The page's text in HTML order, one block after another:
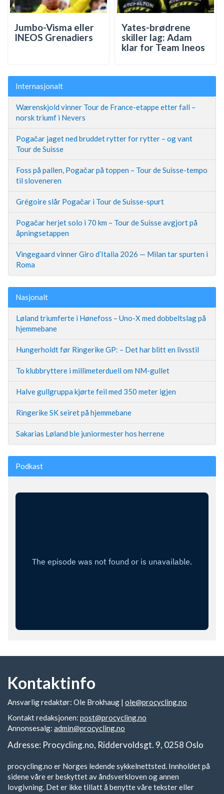
Jumbo-Visma eller
INEOS Grenadiers
Yates-brødrene
skiller lag: Adam
klar for Team Ineos
Internasjonalt
Wærenskjold vinner Tour de France-etappe etter fall –
norsk triumf i Nevers
Pogačar jaget ned bruddet rytter for rytter – og vant
Tour de Suisse
Foss på pallen, Pogačar på toppen – Tour de Suisse-tempo
til sloveneren
Grégoire slår Pogačar i Tour de Suisse-spurt
Pogačar herjet solo i 70 km – Tour de Suisse avgjort på
åpningsetappen
Vingegaard vinner Giro d’Italia 2026 — Milan tar spurten i
Roma
Nasjonalt
Løland triumferte i Hønefoss – Uno-X med dobbeltslag på
hjemmebane
Hungerholdt før Ringerike GP: – Det har blitt en livsstil
To klubbryttere i millimeterduell om NM-gullet
Halve gullgruppa kjørte feil med 350 meter igjen
Ringerike SK seiret på hjemmebane
Sakarias Løland ble juniormester hos herrene
Podkast
Kontaktinfo
Ansvarlig redaktør: Ole Brokhaug | ole@procycling.no
Kontakt redaksjonen: post@procycling.no
Annonsesalg: admin@procycling.no
Adresse: Procycling.no, Riddervoldsgt. 9, 0258 Oslo
procycling.no er Norges ledende sykkelnettsted. Innholdet på
sidene våre er beskyttet av åndsverkloven og annen
lovgivning. Det er ikke tillatt å benytte våre tekster eller